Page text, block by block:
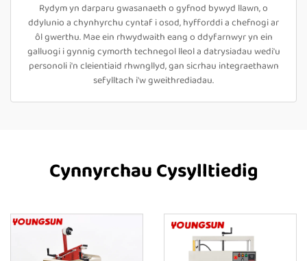
Rydym yn darparu gwasanaeth o gyfnod bywyd llawn, o
ddylunio a chynhyrchu cyntaf i osod, hyfforddi a chefnogi ar
ôl gwerthu. Mae ein rhwydwaith eang o ddyfarnwyr yn ein
galluogi i gynnig cymorth technegol lleol a datrysiadau wedi'u
personoli i'n cleientiaid rhwngllyd, gan sicrhau integraethawn
sefylltach i'w gweithrediadau.
Cynnyrchau Cysylltiedig